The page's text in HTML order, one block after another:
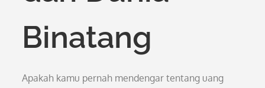
Binatang
Apakah kamu pernah mendengar tentang uang